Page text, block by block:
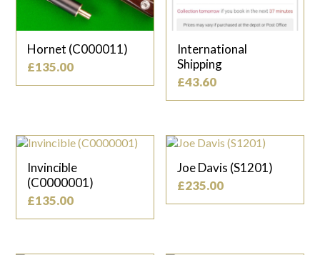
Hornet (C000011)
£135.00
International
Shipping
£43.60
Invincible
(C0000001)
£135.00
Joe Davis (S1201)
£235.00